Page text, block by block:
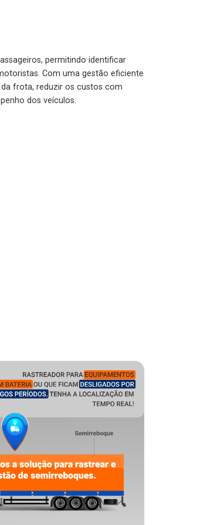
permitindo identificar
Com uma gestão eficiente
frota, reduzir os custos com
dos veículos.